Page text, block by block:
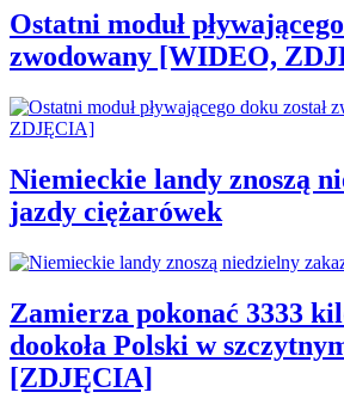
Ostatni moduł
zwodowany [WIDEO,
Niemieckie landy znoszą
jazdy ciężarówek
Zamierza pokonać 3333
dookoła Polski w
[ZDJĘCIA]